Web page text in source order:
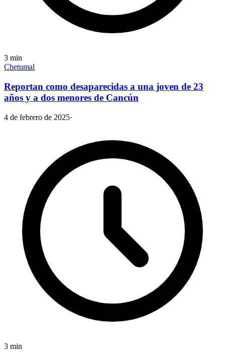
3 min
Chetumal
Reportan como desaparecidas a una joven de 23
años y a dos menores de Cancún
4 de febrero de 2025·
3 min